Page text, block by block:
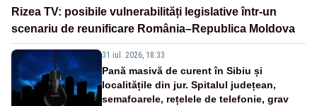
Rizea TV: posibile vulnerabilități legislative într-un
scenariu de reunificare România–Republica Moldova
31 iul. 2026, 18:33
Pană masivă de curent în Sibiu și
localitățile din jur. Spitalul județean,
semafoarele, rețelele de telefonie, grav